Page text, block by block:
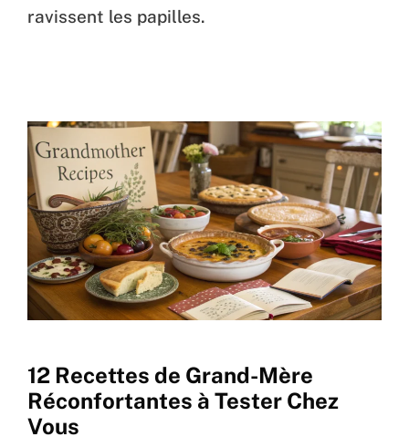
ravissent les papilles.
12 Recettes de Grand-Mère
Réconfortantes à Tester Chez
Vous